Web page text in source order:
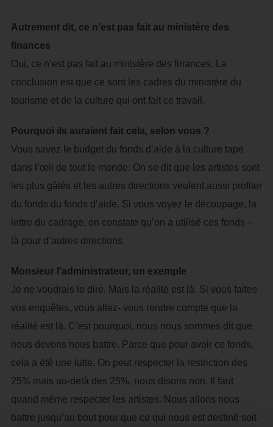
Autrement dit, ce n’est pas fait au ministère des
finances
Oui, ce n’est pas fait au ministère des finances. La
conclusion est que ce sont les cadres du ministère du
tourisme et de la culture qui ont fait ce travail.
Pourquoi ils auraient fait cela, selon vous ?
Vous savez le budget du fonds d’aide à la culture tape
dans l’œil de tout le monde. On se dit que les artistes sont
les plus gâtés et les autres directions veulent aussi profiter
du fonds du fonds d’aide. Si vous voyez le découpage, la
lettre du cadrage, on constate qu’on a utilisé ces fonds –
là pour d’autres directions.
Monsieur l’administrateur, un exemple
Je ne voudrais le dire. Mais la réalité est là. Si vous faites
vos enquêtes, vous allez- vous rendre compte que la
réalité est là. C’est pourquoi, nous nous sommes dit que
nous devons nous battre. Parce que pour avoir ce fonds,
cela a été une lutte. On peut respecter la restriction des
25% mais au-delà des 25%, nous disons non. Il faut
quand même respecter les artistes. Nous allons nous
battre jusqu’au bout pour que ce qui nous est destiné soit